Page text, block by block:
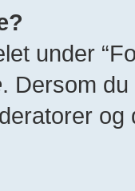
under
. Dersom